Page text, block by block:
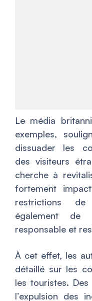
Le média
exemples,
dissuader les
des visiteurs
cherche à
fortement
restrictions
également de
responsable et
À cet effet, les
détaillé sur les
les touristes.
l’expulsion des